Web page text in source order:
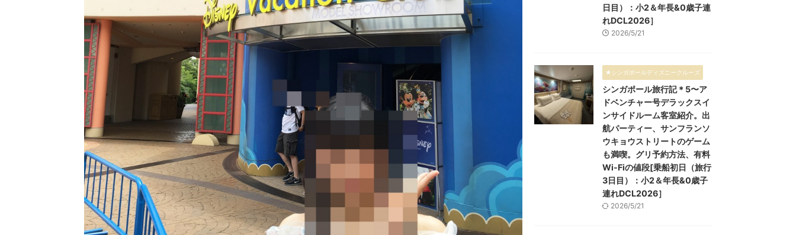
日目）：小2＆年長&0歳子連
れDCL2026］
2026/5/21
★シンガポールディズニークルーズ
シンガポール旅行記＊5〜ア
ドベンチャー号デラックスイ
ンサイドルーム客室紹介。出
航パーティー、サンフランソ
ウキョウストリートのゲーム
も満喫。グリ予約方法、有料
Wi-Fiの値段[乗船初日（旅行
3日目）：小2＆年長&0歳子
連れDCL2026］
2026/5/21